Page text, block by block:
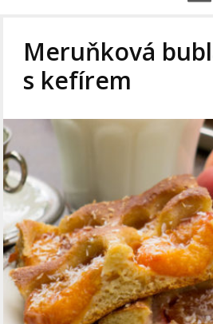
Meruňková
s kefírem